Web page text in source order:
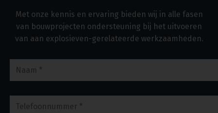
Met onze kennis en ervaring bieden wij in alle fasen
van bouwprojecten ondersteuning bij het uitvoeren
van aan explosieven-gerelateerde werkzaamheden.